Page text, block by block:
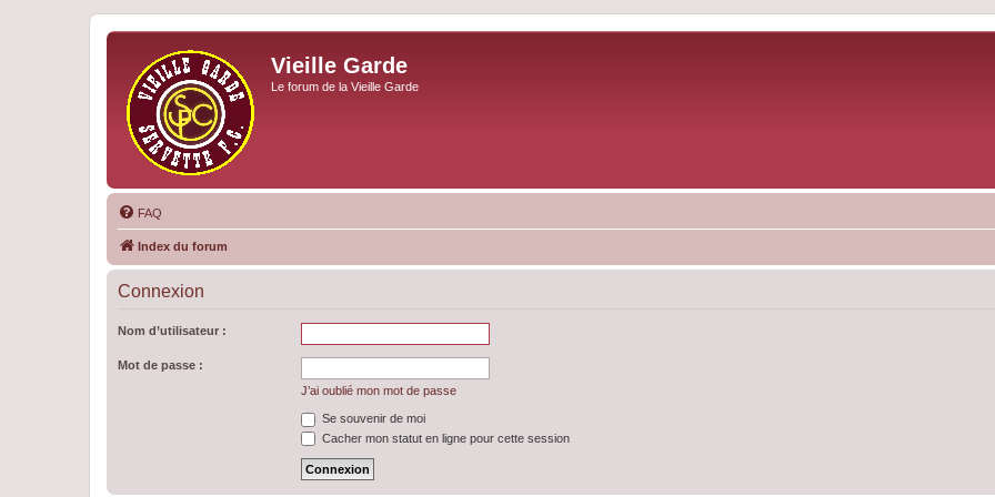
Vieille Garde
Le forum de la Vieille Garde
FAQ
Index du forum
Connexion
Nom d’utilisateur :
Mot de passe :
J’ai oublié mon mot de passe
Se souvenir de moi
Cacher mon statut en ligne pour cette session